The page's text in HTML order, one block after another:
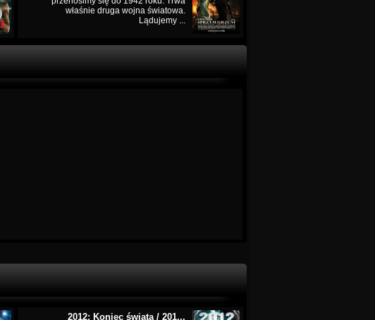
właśnie druga wojna światowa.
Lądujemy ...
2012: Koniec świata / 201...